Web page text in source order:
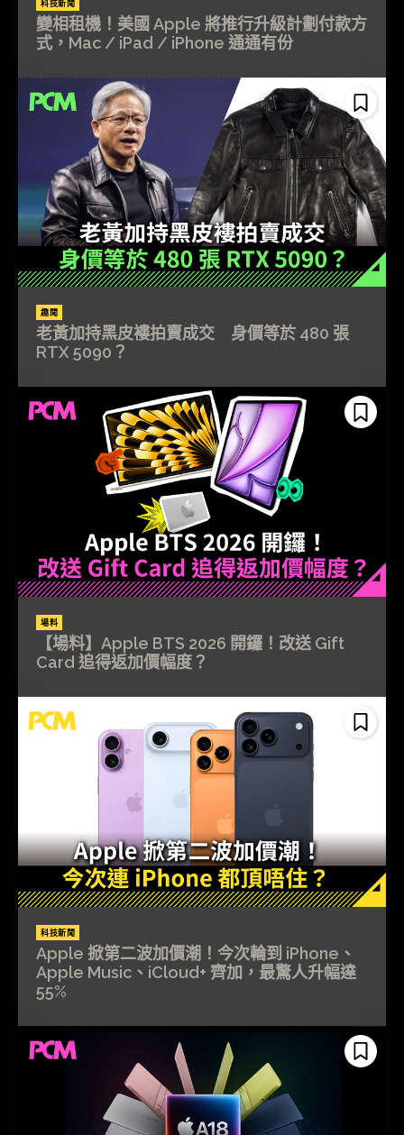
科技新聞
變相租機！美國 Apple 將推行升級計劃付款方
式，Mac / iPad / iPhone 通通有份
趣聞
老黃加持黑皮褸拍賣成交 身價等於 480 張
RTX 5090？
場料
【場料】Apple BTS 2026 開鑼！改送 Gift
Card 追得返加價幅度？
科技新聞
Apple 掀第二波加價潮！今次輪到 iPhone、
Apple Music、iCloud+ 齊加，最驚人升幅達
55%